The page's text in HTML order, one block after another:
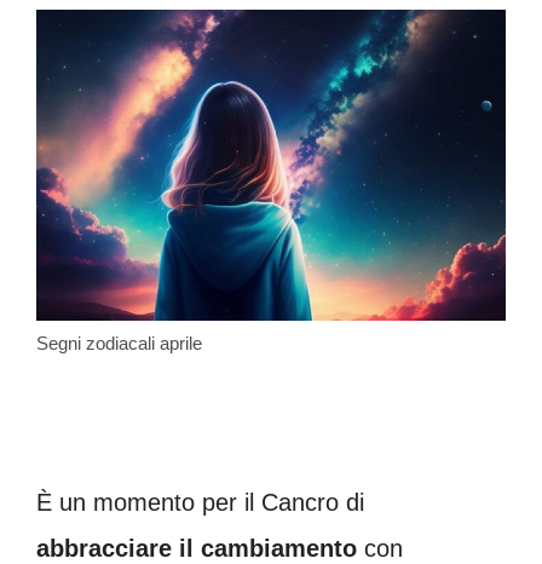
Segni zodiacali aprile
È un momento per il Cancro di
abbracciare il cambiamento con